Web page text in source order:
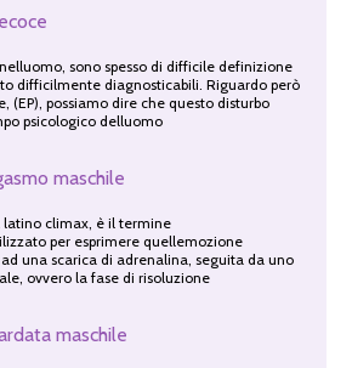
sono spesso di difficile definizione
difficilmente diagnosticabili. Riguardo però
(EP), possiamo dire che questo disturbo
psicologico delluomo
maschile
latino climax, è il termine
per esprimere quellemozione
una scarica di adrenalina, seguita da uno
ovvero la fase di risoluzione
maschile